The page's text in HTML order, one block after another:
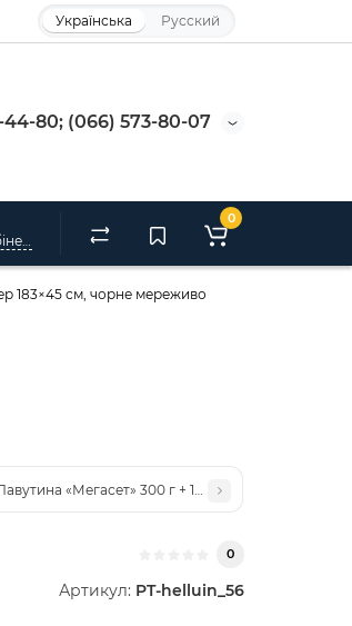
Українська Русский
44-80; (066) 573-80-07
0
183×45 см, чорне мереживо
чорно-помаранчева, паперовий декор
«Мегасет» 300 г + 100 павуків — біла,
0
Артикул: PT-helluin_56